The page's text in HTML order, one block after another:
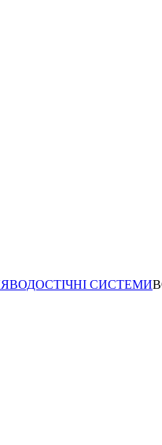
ВОДОСТІЧНІ СИСТЕМИ